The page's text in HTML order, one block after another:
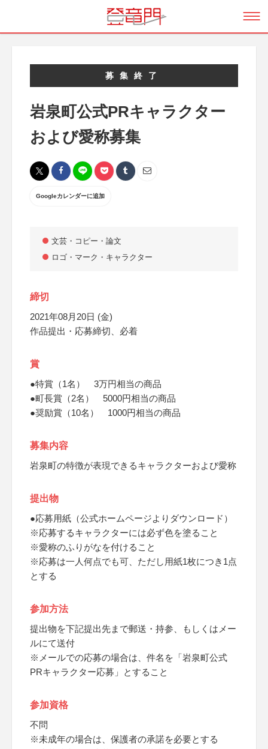
募集終了
岩泉町公式PRキャラクター
および愛称募集
Googleカレンダーに追加
文芸・コピー・論文
ロゴ・マーク・キャラクター
締切
2021年08月20日 (金)
作品提出・応募締切、必着
賞
●特賞（1名） 3万円相当の商品
●町長賞（2名） 5000円相当の商品
●奨励賞（10名） 1000円相当の商品
募集内容
岩泉町の特徴が表現できるキャラクターおよび愛称
提出物
●応募用紙（公式ホームページよりダウンロード）
※応募するキャラクターには必ず色を塗ること
※愛称のふりがなを付けること
※応募は一人何点でも可、ただし用紙1枚につき1点
とする
参加方法
提出物を下記提出先まで郵送・持参、もしくはメー
ルにて送付
※メールでの応募の場合は、件名を「岩泉町公式
PRキャラクター応募」とすること
参加資格
不問
※未成年の場合は、保護者の承諾を必要とする